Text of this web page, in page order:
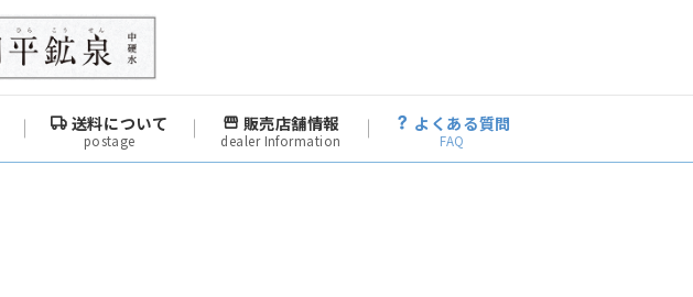
送料について
postage
販売店舗情報
dealer Information
よくある質問
FAQ